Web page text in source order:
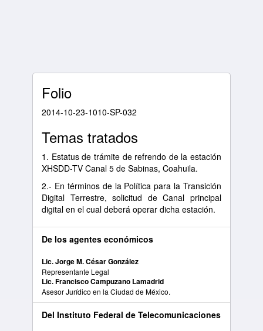
Folio
2014-10-23-1010-SP-032
Temas tratados
1. Estatus de trámite de refrendo de la estación
XHSDD-TV Canal 5 de Sabinas, Coahuila.
2.- En términos de la Política para la Transición
Digital Terrestre, solicitud de Canal principal
digital en el cual deberá operar dicha estación.
De los agentes económicos
Lic. Jorge M. César González
Representante Legal
Lic. Francisco Campuzano Lamadrid
Asesor Jurídico en la Ciudad de México.
Del Instituto Federal de Telecomunicaciones